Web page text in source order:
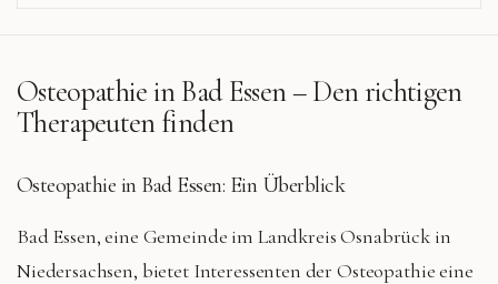
Osteopathie inBad Essen– Den richtigen
Therapeuten finden
Osteopathie in Bad Essen: Ein Überblick
Bad Essen, eine Gemeinde im Landkreis Osnabrück in
Niedersachsen, bietet Interessenten der Osteopathie eine